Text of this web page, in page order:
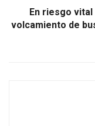
En riesgo
volcamiento de